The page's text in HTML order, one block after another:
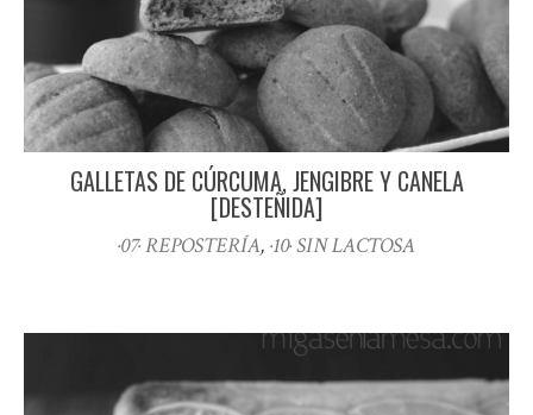
GALLETAS DE CÚRCUMA, JENGIBRE Y CANELA
[DESTEÑIDA]
·07· REPOSTERÍA, ·10· SIN LACTOSA